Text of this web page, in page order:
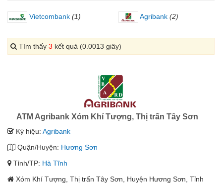
Vietcombank (1) Agribank (2)
Tìm thấy 3 kết quả (0.0013 giây)
ATM Agribank Xóm Khí Tượng, Thị trấn Tây Sơn
Ký hiệu: Agribank
Quận/Huyện: Hương Sơn
Tỉnh/TP: Hà Tĩnh
Xóm Khí Tượng, Thị trấn Tây Sơn, Huyện Hương Sơn, Tỉnh